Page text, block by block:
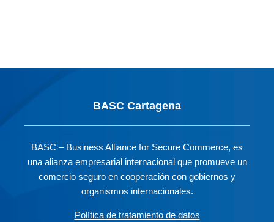
BASC Cartagena
BASC – Business Alliance for Secure Commerce, es
una alianza empresarial internacional que promueve un
comercio seguro en cooperación con gobiernos y
organismos internacionales.
Política de tratamiento de datos